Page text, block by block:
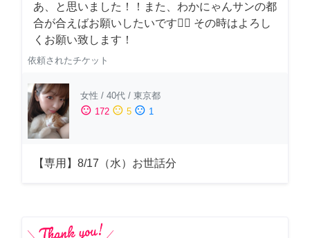
あ、と思いました！！また、わかにゃんサンの都
合が合えばお願いしたいです🙇‍♂️ その時はよろし
くお願い致します！
依頼されたチケット
女性 / 40代 / 東京都
sentiment_satisfied 172 sentiment_neutral 5 sentiment_dissatisfied 1
【専用】8/17（水）お世話分